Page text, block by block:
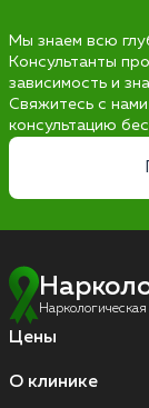
Мы знаем всю
Консультанты
зависимость и
Свяжитесь с
консультацию
Цены
О клинике